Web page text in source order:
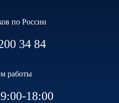
по России
34 84
работы
18:00